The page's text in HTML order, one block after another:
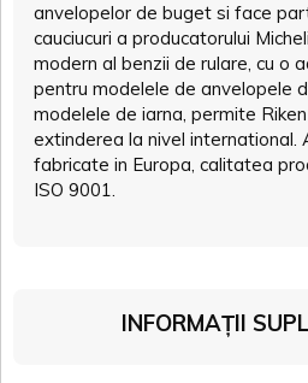
anvelopelor de buget si face
cauciucuri a producatorului
modern al benzii de rulare, cu o
pentru modelele de anvelopele
modelele de iarna, permite
extinderea la nivel international.
fabricate in Europa, calitatea
ISO 9001.
INFORMAȚII